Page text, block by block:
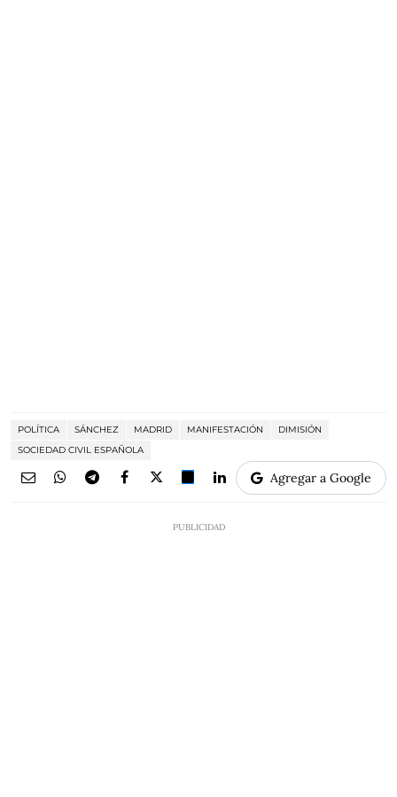
POLÍTICA SÁNCHEZ MADRID MANIFESTACIÓN
DIMISIÓN
SOCIEDAD CIVIL ESPAÑOLA
Agregar a Google